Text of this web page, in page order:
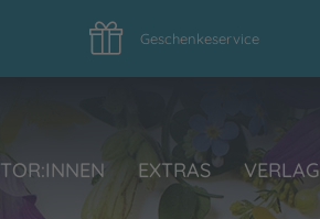
Geschenkeservice
EXTRAS VERLAG